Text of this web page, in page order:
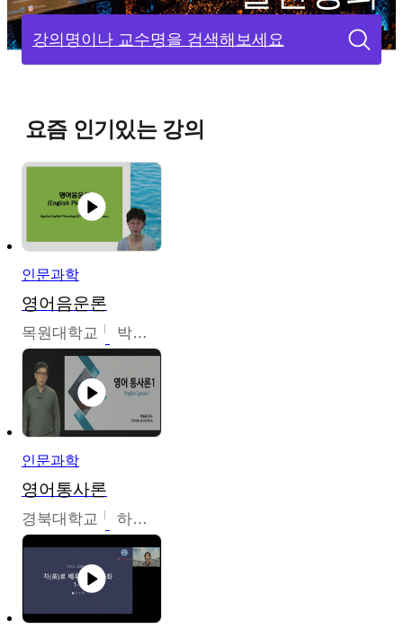
강의명이나 교수명을 검색해보세요
요즘 인기있는 강의
인문과학
영어음운론
목원대학교 박미숙
인문과학
영어통사론
경북대학교 하승완